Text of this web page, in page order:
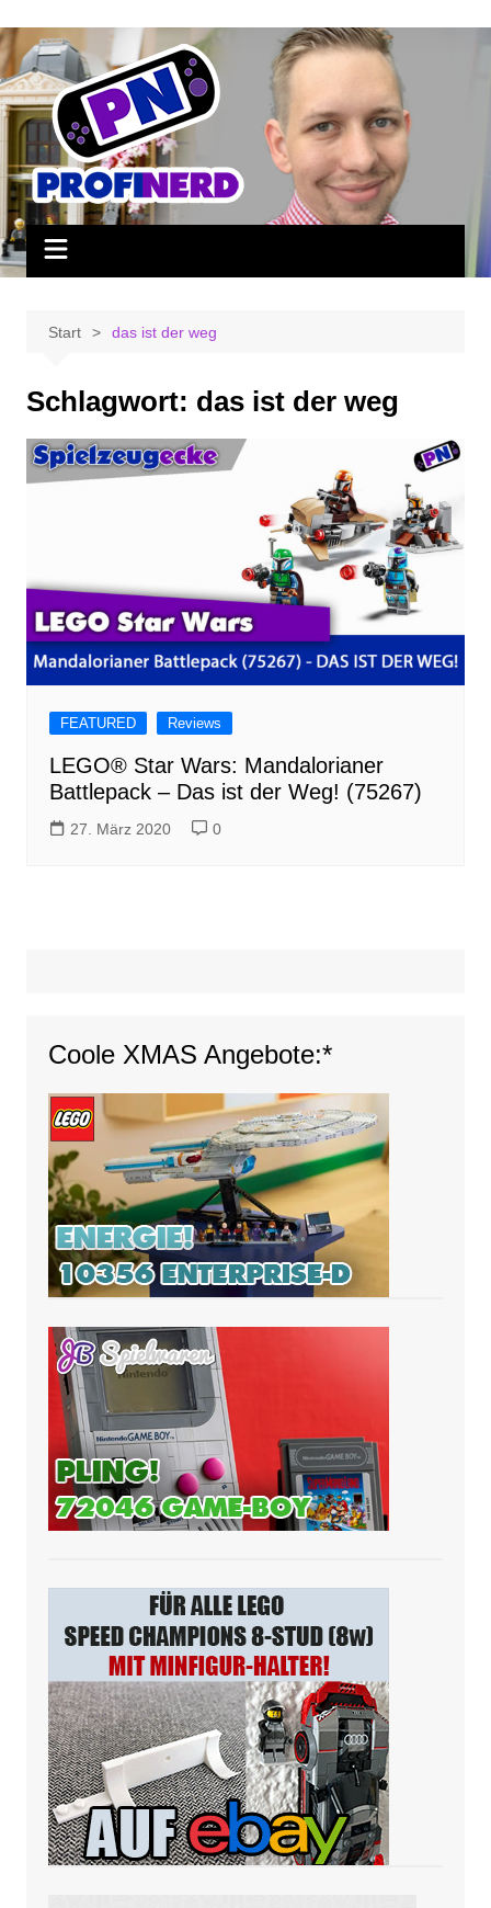
Inhalt
springen
Start das ist der weg
Schlagwort: das ist der weg
FEATURED Reviews
LEGO® Star Wars: Mandalorianer
Battlepack – Das ist der Weg! (75267)
27. März 2020 0
Coole XMAS Angebote:*